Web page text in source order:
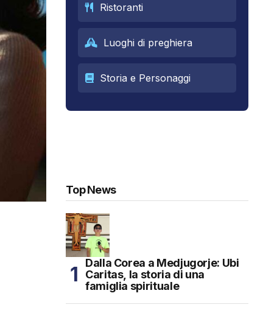
Ristoranti
Luoghi di preghiera
Storia e Personaggi
Top News
Dalla Corea a Medjugorje: Ubi
Caritas, la storia di una
famiglia spirituale